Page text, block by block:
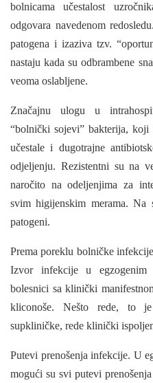
bolnicama učestalost
odgovara navedenom
patoge­na i izaziva tzv.
nastaju kada su odbrambene
veoma oslabljene.
Značajnu ulogu u
“bolnički sojevi” bakterija, koji
učestale i dugotrajne
odjelje­nju. Rezistentni su na
naročito na odeljenjima za
svim higijenskim merama.
patogeni.
Prema poreklu bolničke
Izvor infekcije u egzogenim
bolesnici sa klinički
kliconoše. Nešto rede, to
supkliničke, rede klinički
Putevi prenošenja infekcije. U
mogući su svi putevi